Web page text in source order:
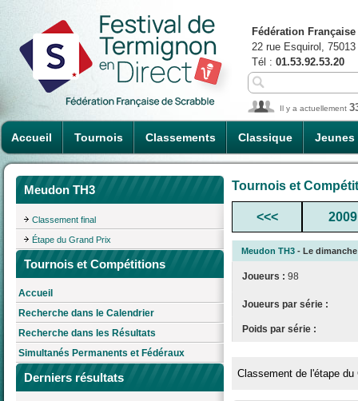
Accueil Tournois Classements Classique Jeunes
Fédération
22 rue Esquirol,
Tél : 01.53.92.53.20
Il y a actuellement
Meudon TH3
Classement final
Étape du Grand Prix
Tournois et Compétitions
Accueil
Recherche dans le Calendrier
Recherche dans les Résultats
Simultanés Permanents et Fédéraux
Derniers résultats
Tournois et
<<< 2009
Meudon TH3 - Le
Joueurs : 98
Joueurs par série :
Poids par série :
Classement de l'étape du